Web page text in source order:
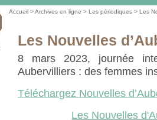
Accueil >Archives en ligne >Les périodiques >Les
Les Nouvelles
8 mars 2023, journée
Aubervilliers : des femmes
Téléchargez Nouvelles
Les Nouvelles